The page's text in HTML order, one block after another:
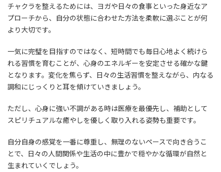
チャクラを整えるためには、ヨガや日々の食事といった身近なア
プローチから、自分の状態に合わせた方法を柔軟に選ぶことが何
より大切です。
一気に完璧を目指すのではなく、短時間でも毎日心地よく続けら
れる習慣を育むことが、心身のエネルギーを安定させる確かな鍵
となります。変化を焦らず、日々の生活習慣を整えながら、内なる
調和にじっくりと耳を傾けていきましょう。
ただし、心身に強い不調がある時は医療を最優先し、補助として
スピリチュアルな癒やしを優しく取り入れる姿勢も重要です。
自分自身の感覚を一番に尊重し、無理のないペースで向き合うこ
とで、日々の人間関係や生活の中に豊かで穏やかな循環が自然と
生まれていくでしょう。